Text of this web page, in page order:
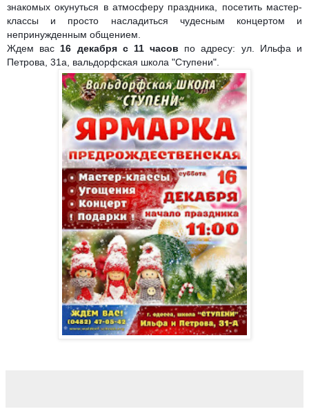
знакомых окунуться в атмосферу праздника, посетить мастер-
классы и просто насладиться чудесным концертом и
непринужденным общением.
Ждем вас 16 декабря с 11 часов по адресу: ул. Ильфа и
Петрова, 31а, вальдорфская школа "Ступени".